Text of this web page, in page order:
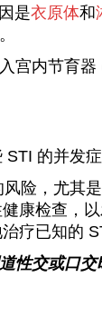
是衣原体和
宫内节育器
STI 的并发
风险，尤其是
康检查，
疗已知的
性交或口交